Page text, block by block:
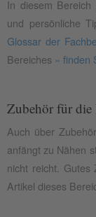
In diesem Bereich
und persönliche
Glossar der
Bereiches » finden
Zubehör für die
Auch über
anfängt zu Nähen
nicht reicht. Gutes
Artikel dieses